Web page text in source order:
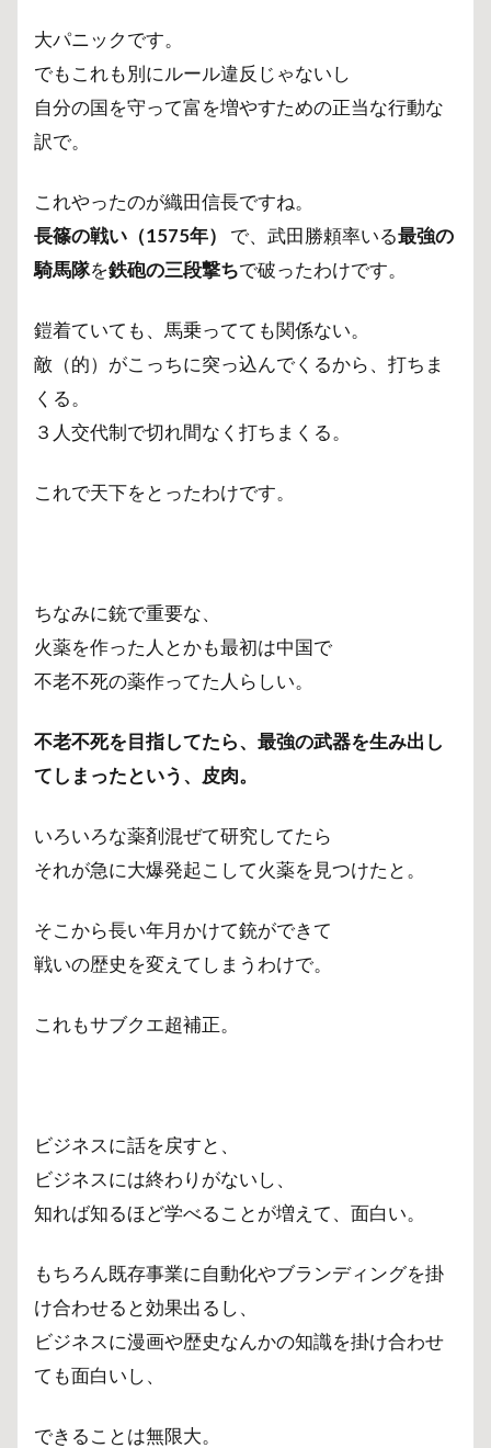
大パニックです。
でもこれも別にルール違反じゃないし
自分の国を守って富を増やすための正当な行動な
訳で。
これやったのが織田信長ですね。
長篠の戦い（1575年）
で、武田勝頼率いる最強の
騎馬隊を鉄砲の三段撃ちで破ったわけです。
鎧着ていても、馬乗ってても関係ない。
敵（的）がこっちに突っ込んでくるから、打ちま
くる。
３人交代制で切れ間なく打ちまくる。
これで天下をとったわけです。
ちなみに銃で重要な、
火薬を作った人とかも最初は中国で
不老不死の薬作ってた人らしい。
不老不死を目指してたら、最強の武器を生み出し
てしまったという、皮肉。
いろいろな薬剤混ぜて研究してたら
それが急に大爆発起こして火薬を見つけたと。
そこから長い年月かけて銃ができて
戦いの歴史を変えてしまうわけで。
これもサブクエ超補正。
ビジネスに話を戻すと、
ビジネスには終わりがないし、
知れば知るほど学べることが増えて、面白い。
もちろん既存事業に自動化やブランディングを掛
け合わせると効果出るし、
ビジネスに漫画や歴史なんかの知識を掛け合わせ
ても面白いし、
できることは無限大。